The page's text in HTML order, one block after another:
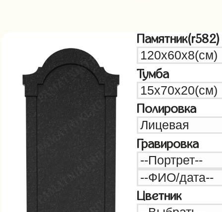
Памятник(r582)
Тумба
Полировка
Гравировка
Цветник